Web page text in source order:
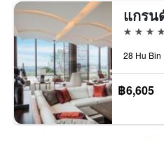
5 ดาว
28 Hu Bin
฿6,605